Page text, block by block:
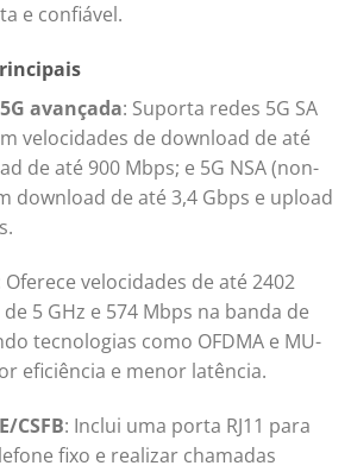
e confiável.
avançada: Suporta redes 5G SA
velocidades de download de até
de até 900 Mbps; e 5G NSA (non-
download de até 3,4 Gbps e upload
Oferece velocidades de até 2402
5 GHz e 574 Mbps na banda de
tecnologias como OFDMA e MU-
eficiência e menor latência.
CSFB: Inclui uma porta RJ11 para
fixo e realizar chamadas